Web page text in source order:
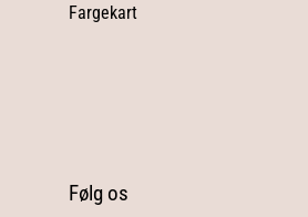
Fargekart
Følg os